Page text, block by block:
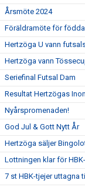
Årsmöte 2024
Föräldramöte för
Hertzöga U vann
Hertzöga vann
Seriefinal Futsal Dam
Resultat Hertzögas
Nyårspromenaden!
God Jul & Gott Nytt År
Hertzöga säljer
Lottningen klar för
7 st HBK-tjejer uttagna